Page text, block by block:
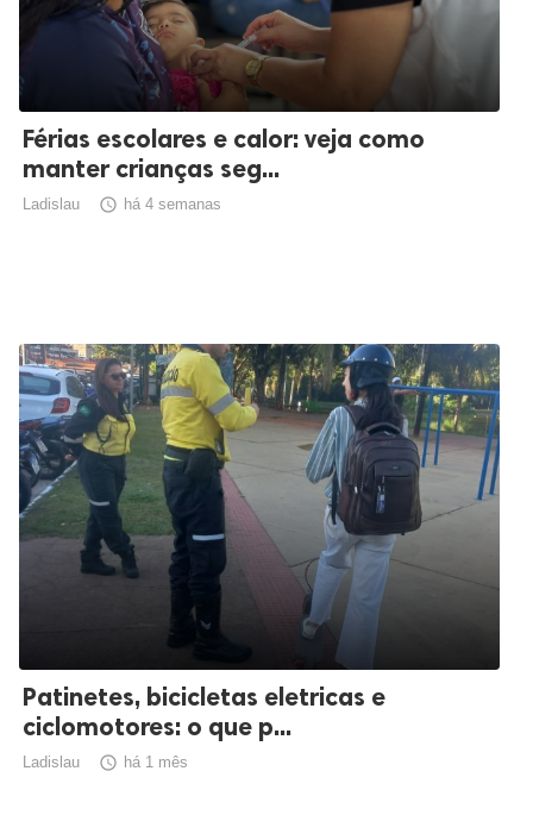
Férias escolares e calor: veja como
manter crianças seg...
Ladislau  há 4 semanas
Patinetes, bicicletas eletricas e
ciclomotores: o que p...
Ladislau  há 1 mês